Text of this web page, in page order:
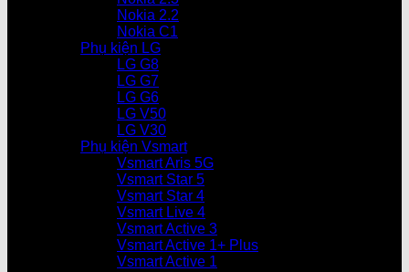
Nokia 2.2
Nokia C1
Phụ kiện LG
LG G8
LG G7
LG G6
LG V50
LG V30
Phụ kiện Vsmart
Vsmart Aris 5G
Vsmart Star 5
Vsmart Star 4
Vsmart Live 4
Vsmart Active 3
Vsmart Active 1+ Plus
Vsmart Active 1